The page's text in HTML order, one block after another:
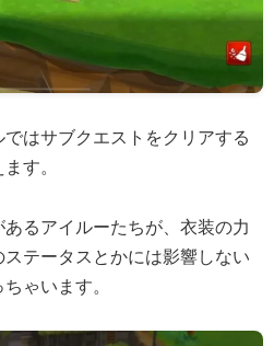
はサブクエストをクリアする
す。
るアイルーたちが、衣装の力
テータスとかには影響しない
ゃいます。